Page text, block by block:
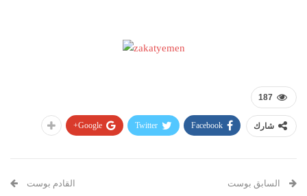
187
شارك Facebook
Twitter
Google+
السابق بوست القادم بوست